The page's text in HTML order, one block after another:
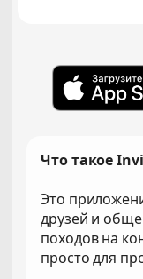
Что такое
Это
друзей и
походов на
просто для